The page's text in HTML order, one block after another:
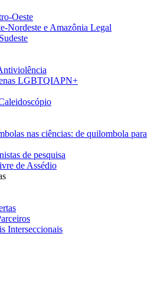
Oeste
Nordeste e Amazônia Legal
LGBTQIAPN+
nas ciências: de quilombola para
de pesquisa
de Assédio
Interseccionais